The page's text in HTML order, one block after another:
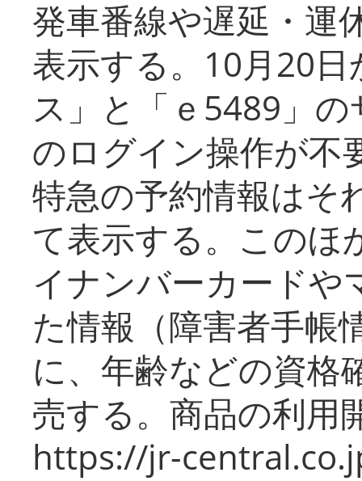
発車番線や遅延・運
表示する。10月20
ス」と「ｅ5489」
のログイン操作が不
特急の予約情報はそ
て表示する。このほ
イナンバーカードや
た情報（障害者手帳
に、年齢などの資格
売する。商品の利用
https://jr-